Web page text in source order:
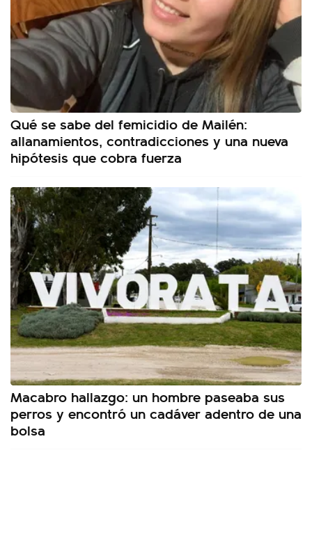
Qué se sabe del femicidio de Mailén:
allanamientos, contradicciones y una nueva
hipótesis que cobra fuerza
Macabro hallazgo: un hombre paseaba sus
perros y encontró un cadáver adentro de una
bolsa